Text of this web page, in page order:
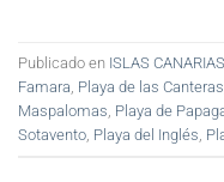
Publicado en ISLAS CANARIAS
Famara Playa de las Canteras
Maspalomas Playa de
Sotavento Playa del Inglés